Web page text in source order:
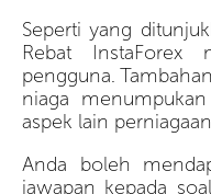
Seperti yang
Rebat InstaForex
pengguna.
niaga
aspek lain
Anda boleh
jawapan kepada